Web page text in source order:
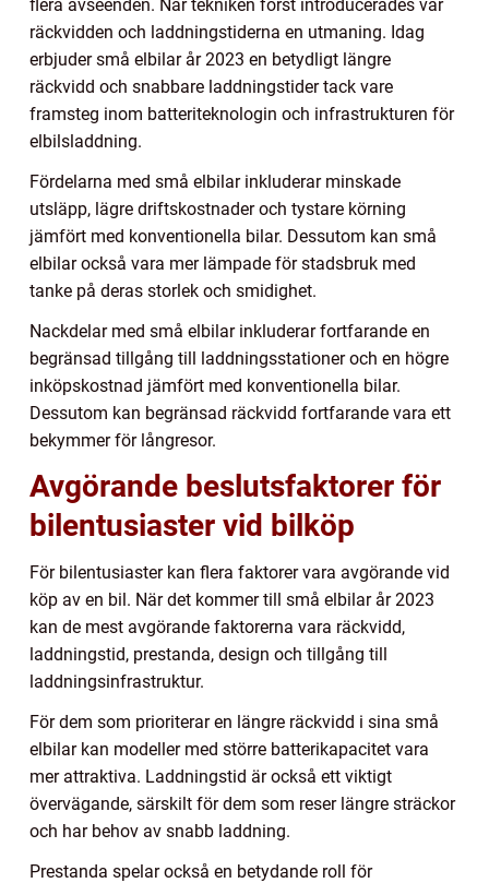
flera avseenden. När tekniken först introducerades var
räckvidden och laddningstiderna en utmaning. Idag
erbjuder små elbilar år 2023 en betydligt längre
räckvidd och snabbare laddningstider tack vare
framsteg inom batteriteknologin och infrastrukturen för
elbilsladdning.
Fördelarna med små elbilar inkluderar minskade
utsläpp, lägre driftskostnader och tystare körning
jämfört med konventionella bilar. Dessutom kan små
elbilar också vara mer lämpade för stadsbruk med
tanke på deras storlek och smidighet.
Nackdelar med små elbilar inkluderar fortfarande en
begränsad tillgång till laddningsstationer och en högre
inköpskostnad jämfört med konventionella bilar.
Dessutom kan begränsad räckvidd fortfarande vara ett
bekymmer för långresor.
Avgörande beslutsfaktorer för
bilentusiaster vid bilköp
För bilentusiaster kan flera faktorer vara avgörande vid
köp av en bil. När det kommer till små elbilar år 2023
kan de mest avgörande faktorerna vara räckvidd,
laddningstid, prestanda, design och tillgång till
laddningsinfrastruktur.
För dem som prioriterar en längre räckvidd i sina små
elbilar kan modeller med större batterikapacitet vara
mer attraktiva. Laddningstid är också ett viktigt
övervägande, särskilt för dem som reser längre sträckor
och har behov av snabb laddning.
Prestanda spelar också en betydande roll för